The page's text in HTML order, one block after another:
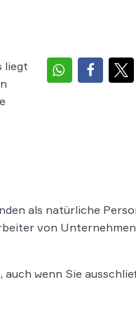
liegt
als natürliche
von
, auch wenn Sie